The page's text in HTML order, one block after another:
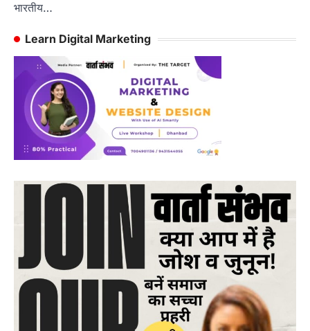
भारतीय…
Learn Digital Marketing